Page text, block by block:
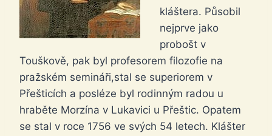
kláštera. Působil
nejprve jako
probošt v
Touškově, pak byl profesorem filozofie na
pražském semináři,stal se superiorem v
Přešticích a posléze byl rodinným radou u
hraběte Morzína v Lukavici u Přeštic. Opatem
se stal v roce 1756 ve svých 54 letech. Klášter